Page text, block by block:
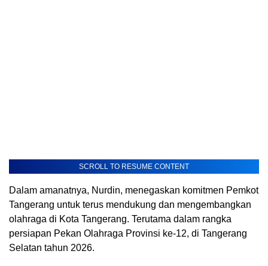
SCROLL TO RESUME CONTENT
Dalam amanatnya, Nurdin, menegaskan komitmen Pemkot
Tangerang untuk terus mendukung dan mengembangkan
olahraga di Kota Tangerang. Terutama dalam rangka
persiapan Pekan Olahraga Provinsi ke-12, di Tangerang
Selatan tahun 2026.